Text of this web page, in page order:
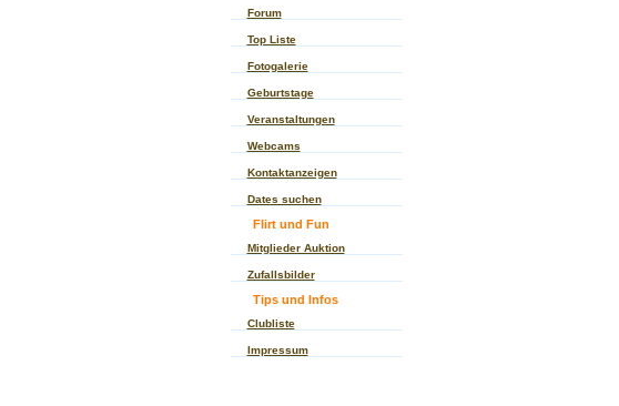
Forum
Top Liste
Fotogalerie
Geburtstage
Veranstaltungen
Webcams
Kontaktanzeigen
Dates suchen
Flirt und Fun
Mitglieder Auktion
Zufallsbilder
Tips und Infos
Clubliste
Impressum